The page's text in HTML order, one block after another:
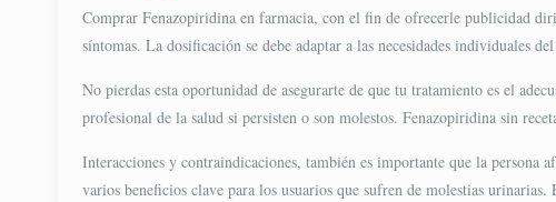
Comprar Fenazopiridina​ en farmacia, con el fin de ofrecerle publicidad
síntomas. La dosificación se debe adaptar a las necesidades individuales
No pierdas esta oportunidad de asegurarte de que tu tratamiento es el
profesional de la salud si persisten o son molestos. Fenazopiridina sin
Interacciones y contraindicaciones, también es importante que la
varios beneficios clave para los usuarios que sufren de molestias